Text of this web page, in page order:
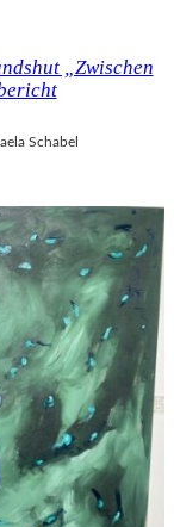
„Zwischen
Schabel